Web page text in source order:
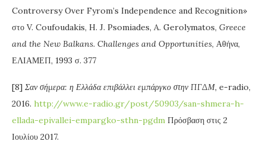
Controversy Over Fyrom’s Independence and Recognition»
στο V. Coufoudakis, H. J. Psomiades, A. Gerolymatos, Greece
and the New Balkans. Challenges and Opportunities, Αθήνα,
ΕΛΙΑΜΕΠ, 1993 σ. 377
[8] Σαν σήμερα: η Ελλάδα επιβάλλει εμπάργκο στην ΠΓΔΜ, e-radio,
2016. http://www.e-radio.gr/post/50903/san-shmera-h-
ellada-epivallei-empargko-sthn-pgdm Πρόσβαση στις 2
Ιουλίου 2017.